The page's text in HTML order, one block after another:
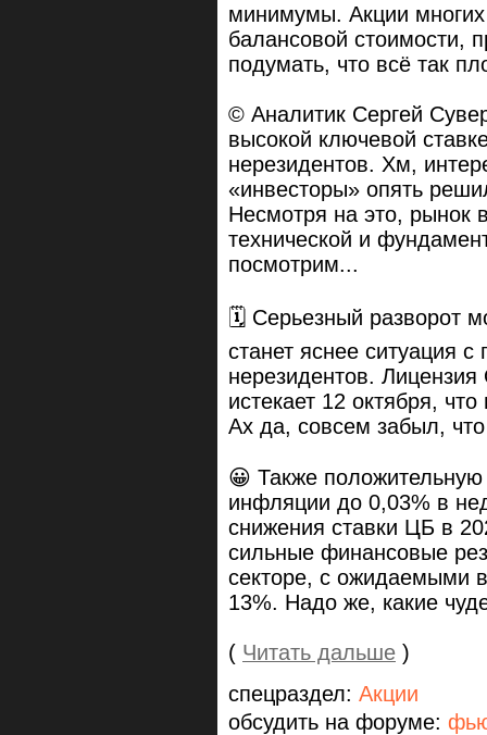
минимумы. Акции
балансовой стоимости,
подумать, что всё так
© Аналитик Сергей
высокой ключевой
нерезидентов. Хм,
«инвесторы» опять
Несмотря на это, рынок
технической и
посмотрим...
🗓 Серьезный разворот
станет яснее ситуация
нерезидентов.
истекает 12 октября,
Ах да, совсем забыл,
😀 Также
инфляции до 0,03% в
снижения ставки ЦБ в
сильные финансовые
секторе, с ожидаемыми
13%. Надо же, какие
( Читать дальше )
спецраздел: Акции
обсудить на форуме: